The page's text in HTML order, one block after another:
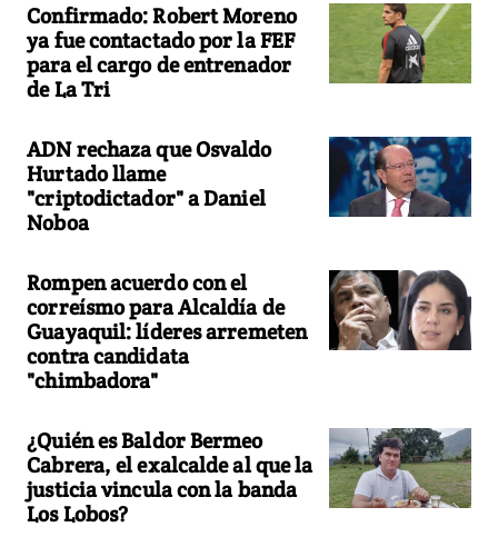
Confirmado: Robert Moreno
ya fue contactado por la FEF
para el cargo de entrenador
de La Tri
ADN rechaza que Osvaldo
Hurtado llame
"criptodictador" a Daniel
Noboa
Rompen acuerdo con el
correísmo para Alcaldía de
Guayaquil: líderes arremeten
contra candidata
"chimbadora"
¿Quién es Baldor Bermeo
Cabrera, el exalcalde al que la
justicia vincula con la banda
Los Lobos?